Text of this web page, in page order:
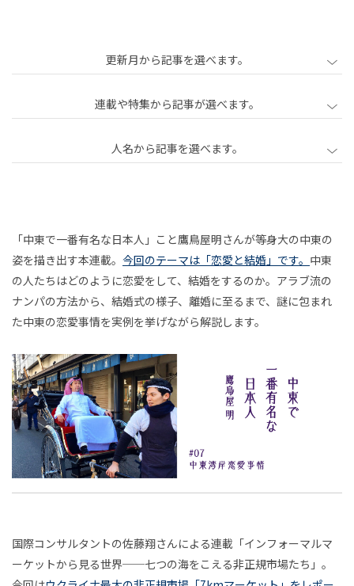
更新月から記事を選べます。
2020年3月
2020年4月
2020年5月
2020年6月
2020年7月
2020年9月
2020年10月
2021年5月
2021年6月
2021年7月
2021年8月
2021年9月
2021年10月
2021年11月
2021年12月
2022年1月
2022年2月
2022年3月
2022年4月
2022年5月
2022年6月
2022年8月
2022年9月
2022年10月
2022年11月
2022年12月
2023年1月
2023年2月
2023年3月
2023年5月
2023年6月
2023年7月
2023年8月
2023年9月
2023年10月
2024年2月
2024年3月
2024年4月
2024年5月
2024年6月 2024年7月
連載や特集から記事が選べます。
連載
男
と
遊
び
い、
現象
とし
ての
ゲー
て
リハ
ビリ
テー
ショ
ン・
ジャ
校」
論
庭
人名から記事を選べます。
石川由佳子
井上成 藤村龍至
鞍田愛希子
小川さやか
草野絵美
増田セバスチャン
吉田尚記
三宅香帆 藤田周
藤井修平
橋本ゆき
沖本ゆか 関屋裕希
井庭崇
東千茅
川島壮史 渡鳥ジョニー
酒井康史
田中浩也 山田悠介
大川内直子
関野らん
伊勢崎賢治 下西風澄
清水淳子
田中達也
三井淳平 鎌田美希子
今和泉隆行
濱本至 杉山昂平
小野寺靖忠
伊藤光平
富永京子 清水知子
藤嶋陽子
中
東
で
番
有
名
な
日
人
「中東で一番有名な日本人」こと鷹鳥屋明さんが等身大の中東の
姿を描き出す本連載。 今回のテーマは「恋愛と結婚」です。 中東
の人たちはどのように恋愛をして、結婚をするのか。アラブ流の
ナンパの方法から、結婚式の様子、離婚に至るまで、謎に包まれ
た中東の恋愛事情を実例を挙げながら解説します。
イ
ン
国際コンサルタントの佐藤翔さんによる連載「インフォーマルマ
ーケットから見る世界──七つの海をこえる非正規市場たち」。